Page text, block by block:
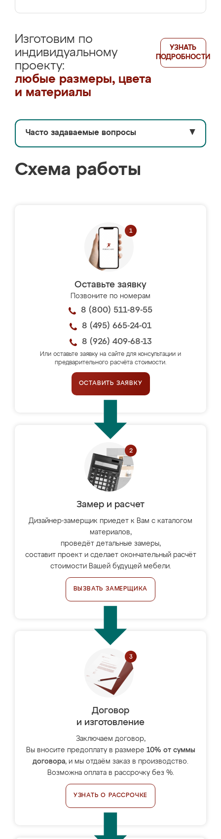
Изготовим по
индивидуальному
проекту:
любые размеры, цвета
и материалы
УЗНАТЬ
ПОДРОБНОСТИ
Часто задаваемые вопросы ▼
Схема работы
Оставьте заявку
Позвоните по номерам
8 (800) 511-89-55
8 (495) 665-24-01
8 (926) 409-68-13
Или оставьте заявку на сайте для консультации и
предварительного расчёта стоимости.
ОСТАВИТЬ ЗАЯВКУ
Замер и расчет
Дизайнер-замерщик приедет к Вам с каталогом
материалов,
проведёт детальные замеры,
составит проект и сделает окончательный расчёт
стоимости Вашей будущей мебели.
ВЫЗВАТЬ ЗАМЕРЩИКА
Договор
и изготовление
Заключаем договор,
Вы вносите предоплату в размере 10% от суммы
договора, и мы отдаём заказ в производство.
Возможна оплата в рассрочку без %.
УЗНАТЬ О РАССРОЧКЕ